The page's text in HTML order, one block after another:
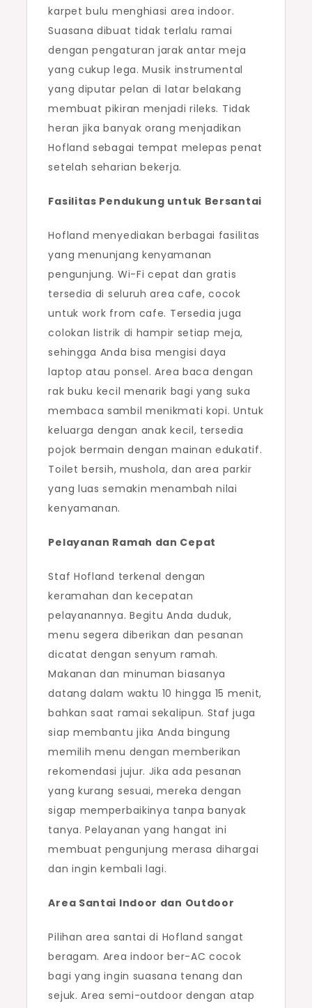
karpet bulu menghiasi area indoor.
Suasana dibuat tidak terlalu ramai
dengan pengaturan jarak antar meja
yang cukup lega. Musik instrumental
yang diputar pelan di latar belakang
membuat pikiran menjadi rileks. Tidak
heran jika banyak orang menjadikan
Hofland sebagai tempat melepas penat
setelah seharian bekerja.
Fasilitas Pendukung untuk Bersantai
Hofland menyediakan berbagai fasilitas
yang menunjang kenyamanan
pengunjung. Wi-Fi cepat dan gratis
tersedia di seluruh area cafe, cocok
untuk work from cafe. Tersedia juga
colokan listrik di hampir setiap meja,
sehingga Anda bisa mengisi daya
laptop atau ponsel. Area baca dengan
rak buku kecil menarik bagi yang suka
membaca sambil menikmati kopi. Untuk
keluarga dengan anak kecil, tersedia
pojok bermain dengan mainan edukatif.
Toilet bersih, mushola, dan area parkir
yang luas semakin menambah nilai
kenyamanan.
Pelayanan Ramah dan Cepat
Staf Hofland terkenal dengan
keramahan dan kecepatan
pelayanannya. Begitu Anda duduk,
menu segera diberikan dan pesanan
dicatat dengan senyum ramah.
Makanan dan minuman biasanya
datang dalam waktu 10 hingga 15 menit,
bahkan saat ramai sekalipun. Staf juga
siap membantu jika Anda bingung
memilih menu dengan memberikan
rekomendasi jujur. Jika ada pesanan
yang kurang sesuai, mereka dengan
sigap memperbaikinya tanpa banyak
tanya. Pelayanan yang hangat ini
membuat pengunjung merasa dihargai
dan ingin kembali lagi.
Area Santai Indoor dan Outdoor
Pilihan area santai di Hofland sangat
beragam. Area indoor ber-AC cocok
bagi yang ingin suasana tenang dan
sejuk. Area semi-outdoor dengan atap